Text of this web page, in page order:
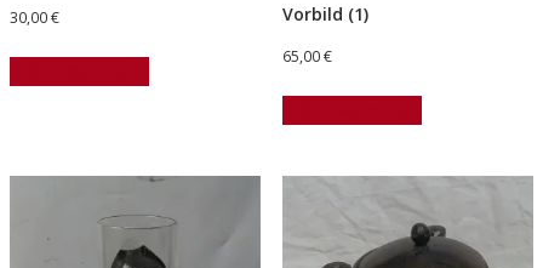
30,00€
Vorbild (1)
65,00€